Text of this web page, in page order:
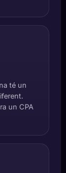
té un
un CPA